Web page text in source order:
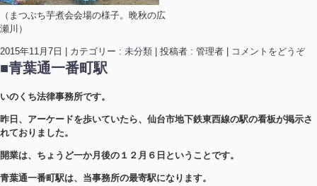
（まつぶち芋煮会会場の様子。晩秋の広
瀬川）
2015年11月7日 カテゴリー : 未分類 投稿者 : 管理者 コメントをどうぞ
■青葉通一番町駅
いのくち法律事務所です。
昨日、アーケードを歩いていたら、仙台市地下鉄東西線の駅の看板が掲示さ
れておりました。
開業は、ちょうど一か月後の１２月６日ということです。
青葉通一番町駅は、当事務所の最寄駅になります。